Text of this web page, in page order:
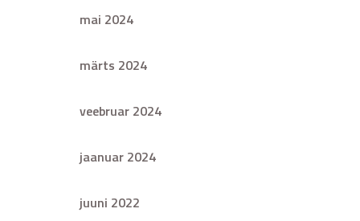
mai 2024
märts 2024
veebruar 2024
jaanuar 2024
juuni 2022